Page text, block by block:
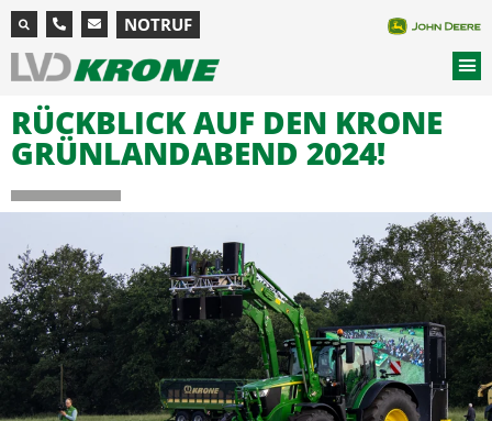
NOTRUF
RÜCKBLICK AUF DEN KRONE
GRÜNLANDABEND 2024!